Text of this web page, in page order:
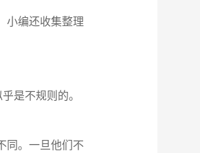
小编还收集整理
是不规则的。
同。一旦他们不